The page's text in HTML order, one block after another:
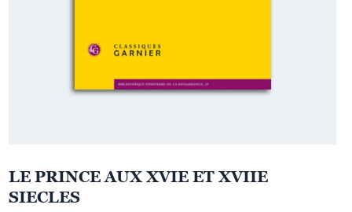
LE PRINCE AUX XVIE ET XVIIE
SIECLES